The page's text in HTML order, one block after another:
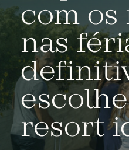
com
nas
resort